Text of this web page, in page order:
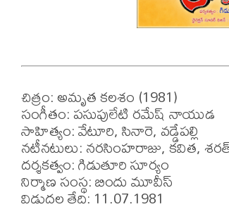
చిత్రం: అమృత కలశం (1981)
సంగీతం: పసుపులేటి రమేష్ నాయుడ
సాహిత్యం: వేటూరి, సినారె, వడ్డేపల్లి
నటీనటులు: నరసింహరాజు, కవిత,
దర్శకత్వం: గిడుతూరి సూర్యం
నిర్మాణ సంస్థ: బిందు మూవీస్
విడుదల తేది: 11.07.1981